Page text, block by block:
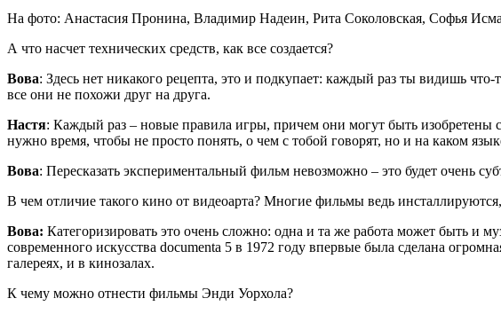
На фото: Анастасия Пронина, Владимир Надеин, Рита Соколовская, Софья
А что насчет технических средств, как все создается?
Вова: Здесь нет никакого рецепта, это и подкупает: каждый раз ты видишь
все они не похожи друг на друга.
Настя: Каждый раз – новые правила игры, причем они могут быть изобретены
нужно время, чтобы не просто понять, о чем с тобой говорят, но и на каком
Вова: Пересказать экспериментальный фильм невозможно – это будет очень
В чем отличие такого кино от видеоарта? Многие фильмы ведь
Вова: Категоризировать это очень сложно: одна и та же работа может быть и
современного искусства documenta 5 в 1972 году впервые была сделана
галереях, и в кинозалах.
К чему можно отнести фильмы Энди Уорхола?